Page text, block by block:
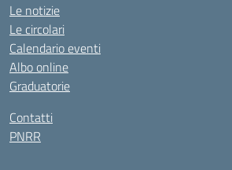
Le notizie
Le circolari
Calendario eventi
Albo online
Graduatorie
Contatti
PNRR